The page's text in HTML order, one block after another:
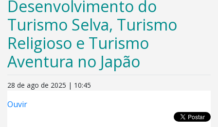
Desenvolvimento do
Turismo Selva, Turismo
Religioso e Turismo
Aventura no Japão
28 de ago de 2025 | 10:45
Ouvir